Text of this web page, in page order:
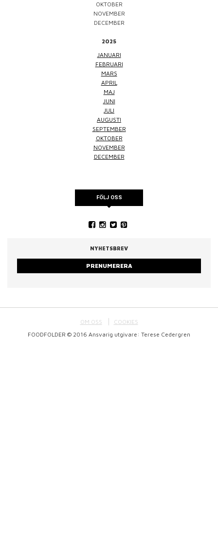
OKTOBER
NOVEMBER
DECEMBER
2025
JANUARI
FEBRUARI
MARS
APRIL
MAJ
JUNI
JULI
AUGUSTI
SEPTEMBER
OKTOBER
NOVEMBER
DECEMBER
FÖLJ OSS
NYHETSBREV
PRENUMERERA
OM OSS
COOKIES
FOODFOLDER © 2016 Ansvarig utgivare: Terese Cedergren